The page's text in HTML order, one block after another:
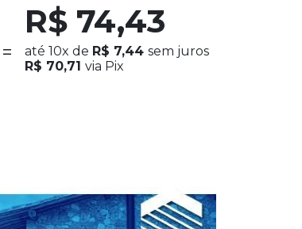
R$ 74,43
até 10x de R$ 7,44 sem juros
R$ 70,71 via Pix